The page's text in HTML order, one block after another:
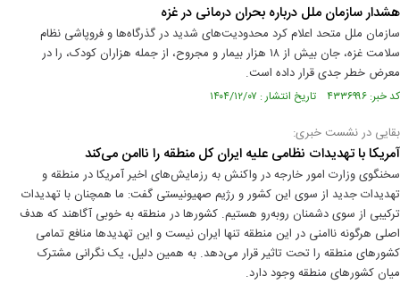
هشدار سازمان ملل درباره بحران درمانی در غزه
سازمان ملل متحد اعلام کرد محدودیت‌های شدید در گذرگاه‌ها و فروپاشی نظام
سلامت غزه، جان بیش از ۱۸ هزار بیمار و مجروح، از جمله هزاران کودک، را در
معرض خطر جدی قرار داده است.
کد خبر: ۴۳۳۶۹۹۶ تاریخ انتشار : ۱۴۰۴/۱۲/۰۷
بقایی در نشست خبری:
آمریکا با تهدیدات نظامی علیه ایران کل منطقه را ناامن می‌کند
سخنگوی وزارت امور خارجه در واکنش به رزمایش‌های اخیر آمریکا در منطقه و
تهدیدات جدید از سوی این کشور و رژیم صهیونیستی گفت: ما همچنان با تهدیدات
ترکیبی از سوی دشمنان روبه‌رو هستیم. کشور‌ها در منطقه به خوبی آگاهند که هدف
اصلی هرگونه ناامنی در این منطقه تنها ایران نیست و این تهدید‌ها منافع تمامی
کشور‌های منطقه را تحت تاثیر قرار می‌دهد. به همین دلیل، یک نگرانی مشترک
میان کشور‌های منطقه وجود دارد.